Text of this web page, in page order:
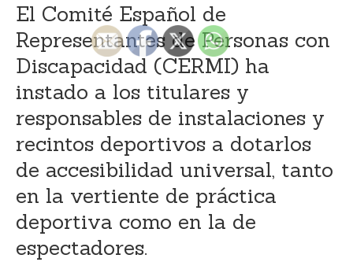
El Comité Español de
Representantes de Personas con
Discapacidad (CERMI) ha
instado a los titulares y
responsables de instalaciones y
recintos deportivos a dotarlos
de accesibilidad universal, tanto
en la vertiente de práctica
deportiva como en la de
espectadores.